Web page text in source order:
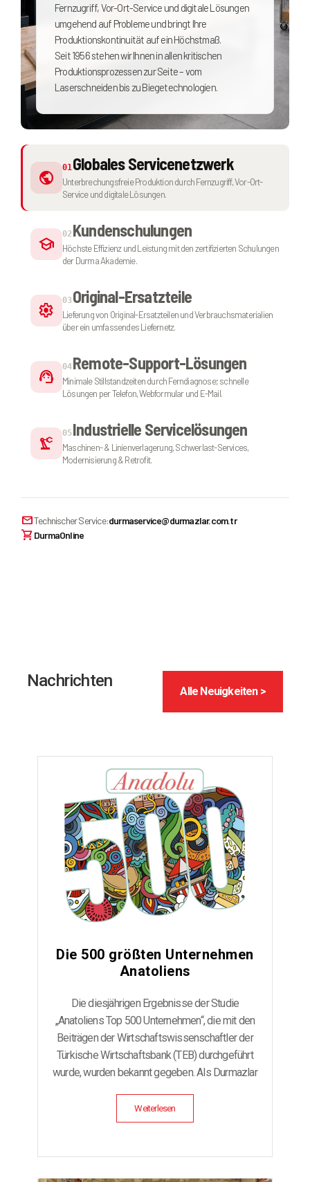
Fernzugriff, Vor-Ort-Service und digitale Lösungen
umgehend auf Probleme und bringt Ihre
Produktionskontinuität auf ein Höchstmaß.
Seit 1956 stehen wir Ihnen in allen kritischen
Produktionsprozessen zur Seite – vom
Laserschneiden bis zu Biegetechnologien.
public
01 Globales Servicenetzwerk
Unterbrechungsfreie Produktion durch Fernzugriff, Vor-Ort-
Service und digitale Lösungen.
school
02 Kundenschulungen
Höchste Effizienz und Leistung mit den zertifizierten Schulungen
der Durma Akademie.
settings
03Original-Ersatzteile
Lieferung von Original-Ersatzteilen und Verbrauchsmaterialien
über ein umfassendes Liefernetz.
support_agent
04Remote-Support-Lösungen
Minimale Stillstandzeiten durch Ferndiagnose; schnelle
Lösungen per Telefon, Webformular und E-Mail.
precision_manufacturing
05 Industrielle Servicelösungen
Maschinen- & Linienverlagerung, Schwerlast-Services,
Modernisierung & Retrofit.
mailTechnischer Service:durmaservice@durmazlar.com.tr
shopping_cartDurmaOnline
Nachrichten
Alle Neuigkeiten >
Die 500 größten Unternehmen
Anatoliens
Die diesjährigen Ergebnisse der Studie
„Anatoliens Top 500 Unternehmen“, die mit den
Beiträgen der Wirtschaftswissenschaftler der
Türkische Wirtschaftsbank (TEB) durchgeführt
wurde, wurden bekannt gegeben. Als Durmazlar
Weiterlesen